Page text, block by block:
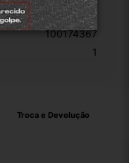
Fiat
100174367
1
Troca e Devolução